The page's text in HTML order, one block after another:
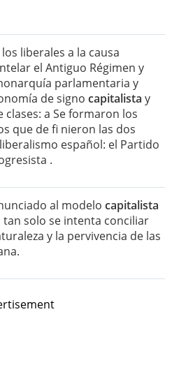
liberales a la causa
el Antiguo Régimen y
parlamentaria y
de signo capitalista y
clases: a Se formaron los
que de fi nieron las dos
español: el Partido
.
al modelo capitalista
solo se intenta conciliar
y la pervivencia de las